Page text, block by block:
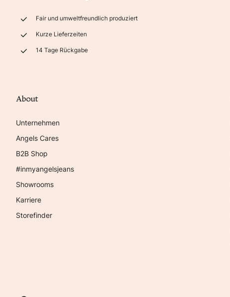
Fair und umweltfreundlich produziert
Kurze Lieferzeiten
14 Tage Rückgabe
About
Unternehmen
Angels Cares
B2B Shop
#inmyangelsjeans
Showrooms
Karriere
Storefinder